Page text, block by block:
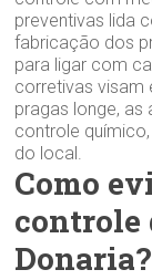
preventivas lida
fabricação dos
para ligar com
corretivas visam
pragas longe, as
controle
do local.
Como
controle
Donaria?